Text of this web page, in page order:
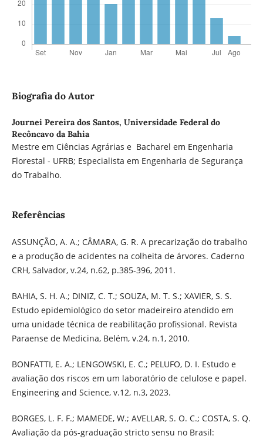
Biografia do Autor
Journei Pereira dos Santos, Universidade Federal do
Recôncavo da Bahia
Mestre em Ciências Agrárias e Bacharel em Engenharia
Florestal - UFRB; Especialista em Engenharia de Segurança
do Trabalho.
Referências
ASSUNÇÃO, A. A.; CÂMARA, G. R. A precarização do trabalho
e a produção de acidentes na colheita de árvores. Caderno
CRH, Salvador, v.24, n.62, p.385-396, 2011.
BAHIA, S. H. A.; DINIZ, C. T.; SOUZA, M. T. S.; XAVIER, S. S.
Estudo epidemiológico do setor madeireiro atendido em
uma unidade técnica de reabilitação profissional. Revista
Paraense de Medicina, Belém, v.24, n.1, 2010.
BONFATTI, E. A.; LENGOWSKI, E. C.; PELUFO, D. I. Estudo e
avaliação dos riscos em um laboratório de celulose e papel.
Engineering and Science, v.12, n.3, 2023.
BORGES, L. F. F.; MAMEDE, W.; AVELLAR, S. O. C.; COSTA, S. Q.
Avaliação da pós-graduação stricto sensu no Brasil: